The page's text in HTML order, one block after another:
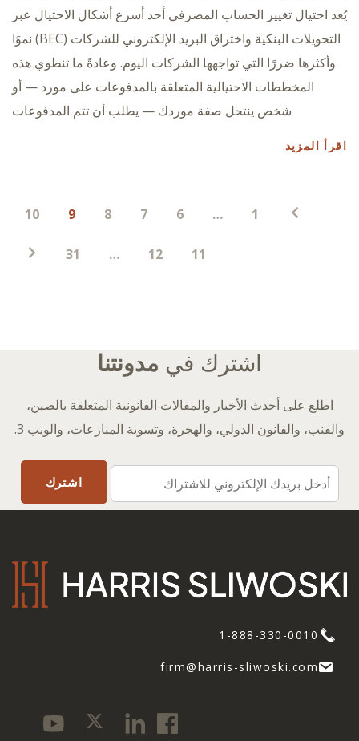
يُعد احتيال تغيير الحساب المصرفي أحد أسرع أشكال الاحتيال عبر
التحويلات البنكية واختراق البريد الإلكتروني للشركات (BEC) نموًا
وأكثرها ضررًا التي تواجهها الشركات اليوم. وعادةً ما تنطوي هذه
المخططات الاحتيالية المتعلقة بالمدفوعات على مورد — أو
شخص ينتحل صفة موردك — يطلب أن تتم المدفوعات
اقرأ المزيد
ترقيم
المنشورات
1
…
6
7
8
9
10
11
12
…
31
اشترك في مدونتنا
اطلع على أحدث الأخبار والمقالات القانونية المتعلقة بالصين،
والقنب، والقانون الدولي، والهجرة، وتسوية المنازعات، والويب 3.
1-888-330-0010
firm@harris-sliwoski.com